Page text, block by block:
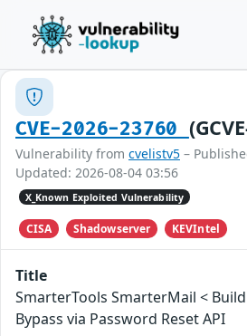
CVE-2026-23760
Vulnerability from cvelistv5 –
Updated: 2026-08-04 03:56
X_Known Exploited Vulnerability
CISA Shadowserver KEVIntel
Title
SmarterTools SmarterMail <
Bypass via Password Reset API